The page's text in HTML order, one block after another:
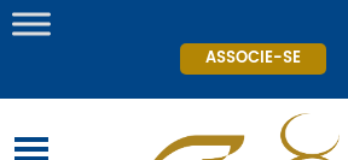
ASSOCIE-SE